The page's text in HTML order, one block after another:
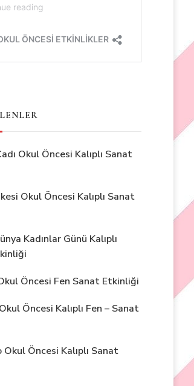
Okul Öncesi Kalıplı Sanat
Okul Öncesi Kalıplı Sanat
Kadınlar Günü Kalıplı
Öncesi Fen Sanat Etkinliği
Öncesi Kalıplı Fen – Sanat
Öncesi Kalıplı Sanat